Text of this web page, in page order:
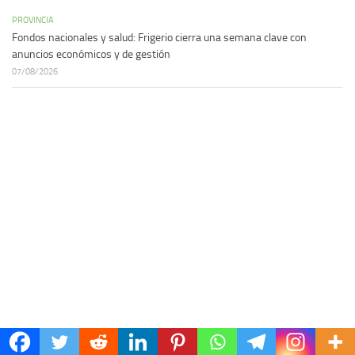
PROVINCIA
Fondos nacionales y salud: Frigerio cierra una semana clave con
anuncios económicos y de gestión
07/08/2026